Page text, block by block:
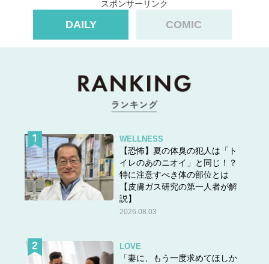
スポンサーリンク
DAILY COMIC
WELLNESS
【恐怖】夏の体臭の犯人は「ト
イレのあのニオイ」と同じ！？
特に注意すべき体の部位とは
【皮膚ガス研究の第一人者が解
説】
2026.08.03
LOVE
「妻に、もう一度求めてほしか